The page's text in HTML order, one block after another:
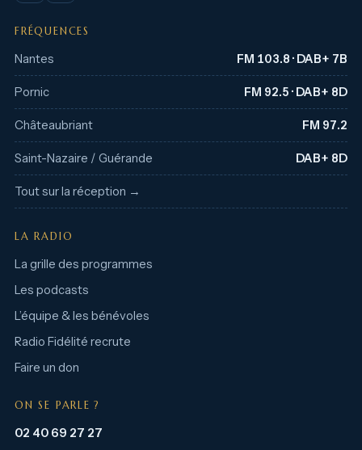
FRÉQUENCES
Nantes FM 103.8 · DAB+ 7B
Pornic FM 92.5 · DAB+ 8D
Châteaubriant FM 97.2
Saint-Nazaire / Guérande DAB+ 8D
Tout sur la réception →
LA RADIO
La grille des programmes
Les podcasts
L’équipe & les bénévoles
Radio Fidélité recrute
Faire un don
ON SE PARLE ?
02 40 69 27 27